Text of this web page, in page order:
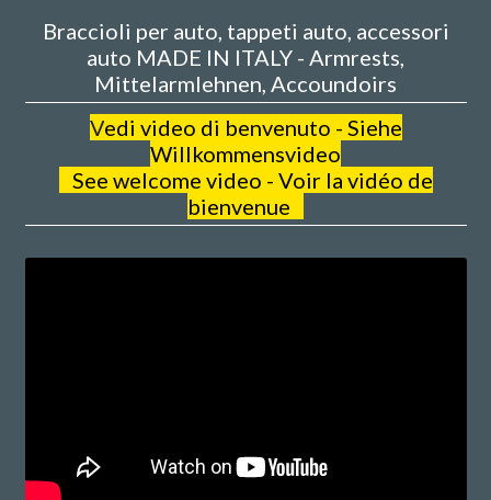
Braccioli per auto, tappeti auto, accessori
auto MADE IN ITALY - Armrests,
Mittelarmlehnen, Accoundoirs
Vedi video di benvenuto - Siehe
Willkommensvideo
See welcome video - Voir la vidéo de
bienvenue